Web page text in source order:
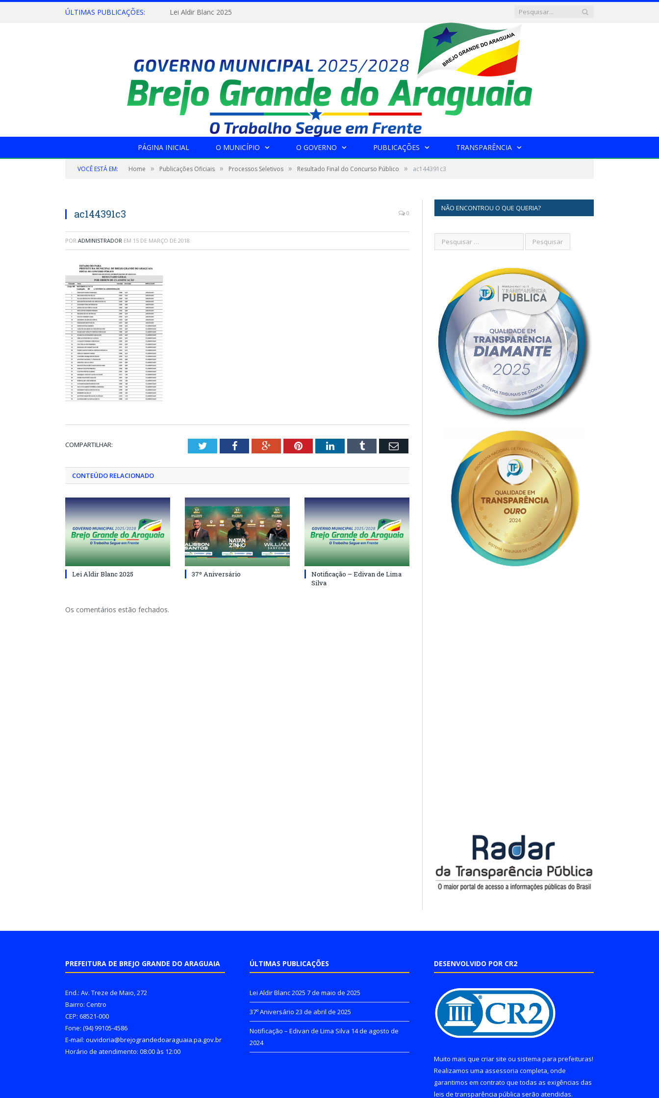
ÚLTIMAS PUBLICAÇÕES: Lei Aldir Blanc 2025
PÁGINA INICIAL O MUNICÍPIO O GOVERNO PUBLICAÇÕES TRANSPARÊNCIA
VOCÊ ESTÁ EM: Home » Publicações Oficiais » Processos Seletivos » Resultado Final do Concurso Público » ac144391c3
ac144391c3 0
POR ADMINISTRADOR EM 15 DE MARÇO DE 2018
COMPARTILHAR: TwitterFacebookGoogle+PinterestLinkedInTumblr Email
CONTEÚDO RELACIONADO
Lei Aldir Blanc 2025 37º Aniversário
Notificação – Edivan de Lima
Silva
Os comentários estão fechados.
NÃO ENCONTROU O QUE QUERIA?
PREFEITURA DE BREJO GRANDE DO ARAGUAIA
End.: Av. Treze de Maio, 272
Bairro: Centro
CEP: 68521-000
Fone: (94) 99105-4586
E-mail: ouvidoria@brejograndedoaraguaia.pa.gov.br
Horário de atendimento: 08:00 às 12:00
ÚLTIMAS PUBLICAÇÕES
Lei Aldir Blanc 2025 7 de maio de 2025
37º Aniversário 23 de abril de 2025
Notificação – Edivan de Lima Silva 14 de agosto de
2024
DESENVOLVIDO POR CR2
Muito mais que criar site ou sistema para prefeituras!
Realizamos uma assessoria completa, onde
garantimos em contrato que todas as exigências das
leis de transparência pública serão atendidas.